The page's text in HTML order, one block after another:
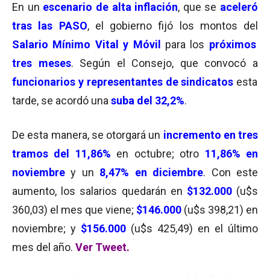
En un escenario de alta inflación, que se aceleró
tras las PASO, el gobierno fijó los montos del
Salario Mínimo Vital y Móvil
para los próximos
tres meses. Según el Consejo, que convocó a
funcionarios y representantes de sindicatos esta
tarde, se acordó una suba del 32,2%.
De esta manera, se otorgará un incremento en tres
tramos del 11,86% en octubre; otro 11,86% en
noviembre y un 8,47% en diciembre. Con este
aumento, los salarios quedarán en $132.000 (u$s
360,03) el mes que viene; $146.000 (u$s 398,21) en
noviembre; y $156.000 (u$s 425,49) en el último
mes del año. Ver Tweet.